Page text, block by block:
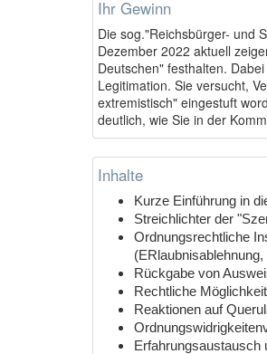
Ihr Gewinn
Die sog."Reichsbürger- und
Dezember 2022 aktuell
Deutschen" festhalten.
Legitimation. Sie versucht,
extremistisch" eingestuft
deutlich, wie Sie in der
Inhalte
Kurze Einführung in
Streichlichter der
Ordnungsrechtliche
Rückgabe von
Rechtliche
Reaktionen auf
Erfahrungsaustausch